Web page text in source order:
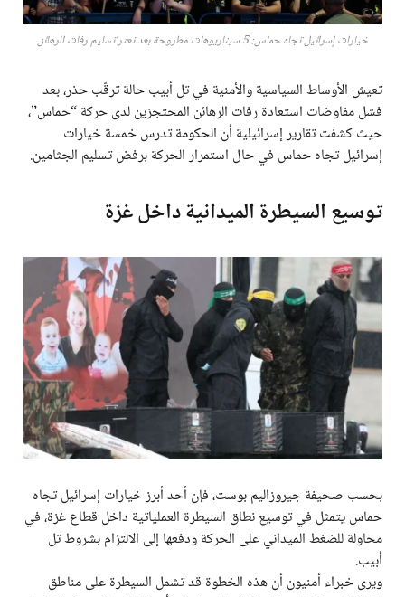
خيارات إسرائيل تجاه حماس: 5 سيناريوهات مطروحة بعد تعثر تسليم رفات الرهائن
تعيش الأوساط السياسية والأمنية في تل أبيب حالة ترقّب حذر، بعد
فشل مفاوضات استعادة رفات الرهائن المحتجزين لدى حركة “حماس”،
حيث كشفت تقارير إسرائيلية أن الحكومة تدرس خمسة خيارات
إسرائيل تجاه حماس في حال استمرار الحركة برفض تسليم الجثامين.
توسيع السيطرة الميدانية داخل غزة
بحسب صحيفة جيروزاليم بوست، فإن أحد أبرز خيارات إسرائيل تجاه
حماس يتمثل في توسيع نطاق السيطرة العملياتية داخل قطاع غزة، في
محاولة للضغط الميداني على الحركة ودفعها إلى الالتزام بشروط تل
أبيب.
ويرى خبراء أمنيون أن هذه الخطوة قد تشمل السيطرة على مناطق